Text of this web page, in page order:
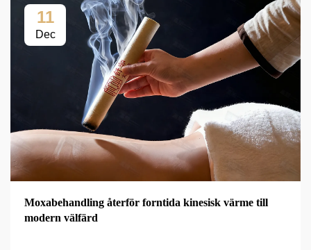
11
Dec
Moxabehandling återför forntida kinesisk värme till
modern välfärd